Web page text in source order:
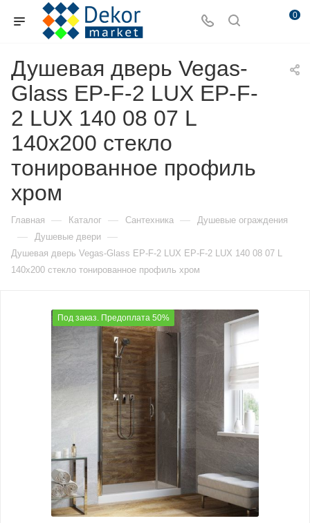
0
Душевая дверь Vegas-
Glass EP-F-2 LUX EP-F-
2 LUX 140 08 07 L
140х200 стекло
тонированное профиль
хром
Главная — Каталог — Сантехника — Душевые ограждения
— Душевые двери —
Душевая дверь Vegas-Glass EP-F-2 LUX EP-F-2 LUX 140 08 07 L
140х200 стекло тонированное профиль хром
Под заказ. Предоплата 50%